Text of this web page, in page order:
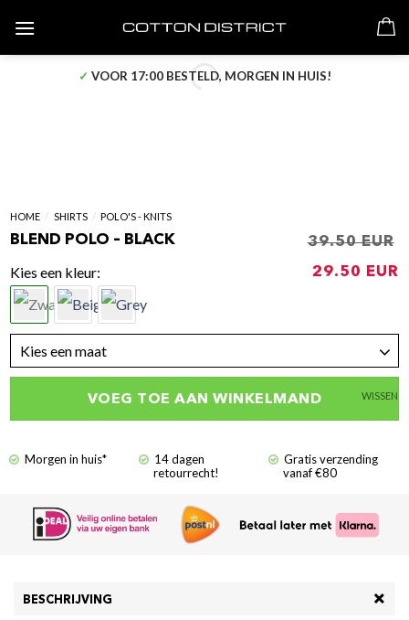
content
✓ VOOR 17:00 BESTELD, MORGEN IN HUIS!
HOME / SHIRTS / POLO'S - KNITS
BLEND POLO – BLACK 39.50
€39.50.
29.50
kleur
WISSEN
Kies een maat
VOEG TOE AAN WINKELMAND
Morgen in huis*
14 dagen
retourrecht!
Gratis verzending
vanaf €80
BESCHRIJVING